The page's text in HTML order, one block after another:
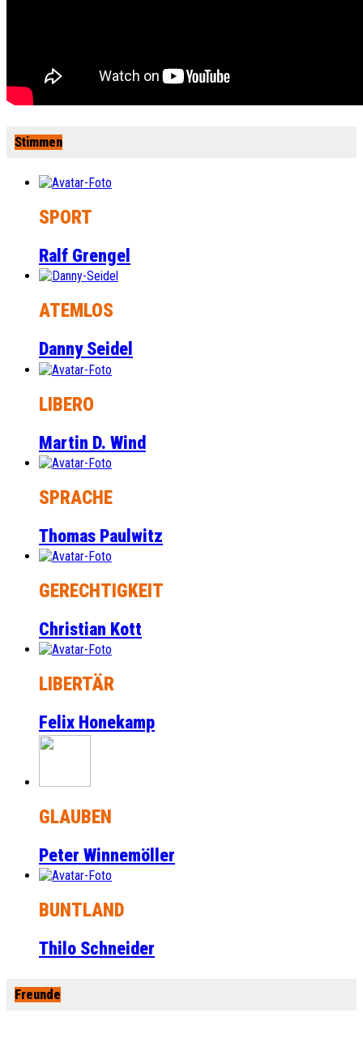
Stimmen
SPORT
Ralf Grengel
ATEMLOS
Danny Seidel
LIBERO
Martin D. Wind
SPRACHE
Thomas Paulwitz
GERECHTIGKEIT
Christian Kott
LIBERTÄR
Felix Honekamp
GLAUBEN
Peter Winnemöller
BUNTLAND
Thilo Schneider
Freunde